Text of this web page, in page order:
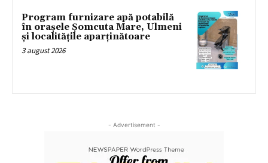
Program furnizare apă potabilă
în orașele Șomcuta Mare, Ulmeni
și localitățile aparținătoare
3 august 2026
- Advertisement -